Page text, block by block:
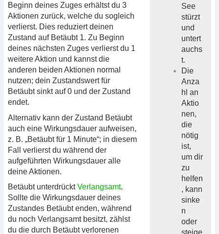
See
stürzt
und
untert
auchs
t.
Die
Anza
hl an
Aktio
nen,
die
nötig
ist,
um dir
zu
helfen
, kann
sinke
n
oder
steige
Beginn deines Zuges erhältst du 3
Aktionen zurück, welche du sogleich
verlierst. Dies reduziert deinen
Zustand auf Betäubt 1. Zu Beginn
deines nächsten Zuges verlierst du 1
weitere Aktion und kannst die
anderen beiden Aktionen normal
nutzen; dein Zustandswert für
Betäubt sinkt auf 0 und der Zustand
endet.
Alternativ kann der Zustand Betäubt
auch eine Wirkungsdauer aufweisen,
z. B. „Betäubt für 1 Minute“; in diesem
Fall verlierst du während der
aufgeführten Wirkungsdauer alle
deine Aktionen.
Betäubt unterdrücktVerlangsamt.
Sollte die Wirkungsdauer deines
Zustandes Betäubt enden, während
du noch Verlangsamt besitzt, zählst
du die durch Betäubt verlorenen